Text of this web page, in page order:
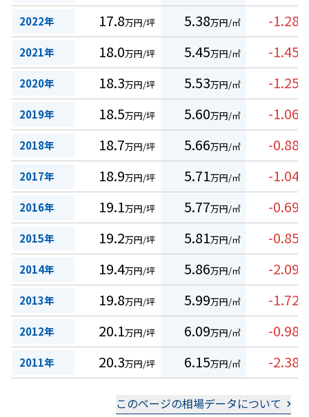
2022年 17.8万円/坪 5.38万円/㎡ -1.28
2021年 18.0万円/坪 5.45万円/㎡ -1.45
2020年 18.3万円/坪 5.53万円/㎡ -1.25
2019年 18.5万円/坪 5.60万円/㎡ -1.06
2018年 18.7万円/坪 5.66万円/㎡ -0.88
2017年 18.9万円/坪 5.71万円/㎡ -1.04
2016年 19.1万円/坪 5.77万円/㎡ -0.69
2015年 19.2万円/坪 5.81万円/㎡ -0.85
2014年 19.4万円/坪 5.86万円/㎡ -2.09
2013年 19.8万円/坪 5.99万円/㎡ -1.72
2012年 20.1万円/坪 6.09万円/㎡ -0.98
2011年 20.3万円/坪 6.15万円/㎡ -2.38
このページの相場データについて